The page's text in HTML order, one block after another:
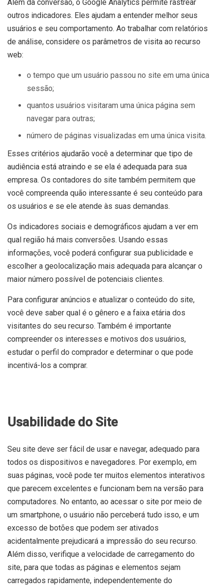
Além da conversão, o Google Analytics permite rastrear
outros indicadores. Eles ajudam a entender melhor seus
usuários e seu comportamento. Ao trabalhar com relatórios
de análise, considere os parâmetros de visita ao recurso
web:
o tempo que um usuário passou no site em uma única
sessão;
quantos usuários visitaram uma única página sem
navegar para outras;
número de páginas visualizadas em uma única visita.
Esses critérios ajudarão você a determinar que tipo de
audiência está atraindo e se ela é adequada para sua
empresa. Os contadores do site também permitem que
você compreenda quão interessante é seu conteúdo para
os usuários e se ele atende às suas demandas.
Os indicadores sociais e demográficos ajudam a ver em
qual região há mais conversões. Usando essas
informações, você poderá configurar sua publicidade e
escolher a geolocalização mais adequada para alcançar o
maior número possível de potenciais clientes.
Para configurar anúncios e atualizar o conteúdo do site,
você deve saber qual é o gênero e a faixa etária dos
visitantes do seu recurso. Também é importante
compreender os interesses e motivos dos usuários,
estudar o perfil do comprador e determinar o que pode
incentivá-los a comprar.
Usabilidade do Site
Seu site deve ser fácil de usar e navegar, adequado para
todos os dispositivos e navegadores. Por exemplo, em
suas páginas, você pode ter muitos elementos interativos
que parecem excelentes e funcionam bem na versão para
computadores. No entanto, ao acessar o site por meio de
um smartphone, o usuário não perceberá tudo isso, e um
excesso de botões que podem ser ativados
acidentalmente prejudicará a impressão do seu recurso.
Além disso, verifique a velocidade de carregamento do
site, para que todas as páginas e elementos sejam
carregados rapidamente, independentemente do